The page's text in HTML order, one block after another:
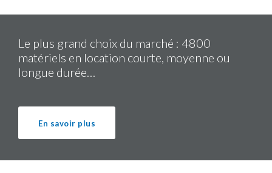
Le plus grand choix du marché : 4800
matériels en location courte, moyenne ou
longue durée…
En savoir plus